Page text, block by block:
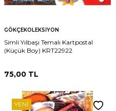
GÖKÇEKOLEKSIYON
Simli Yılbaşı Temalı Kartpostal
(Küçük Boy) KRT22922
75,00 TL
YENI